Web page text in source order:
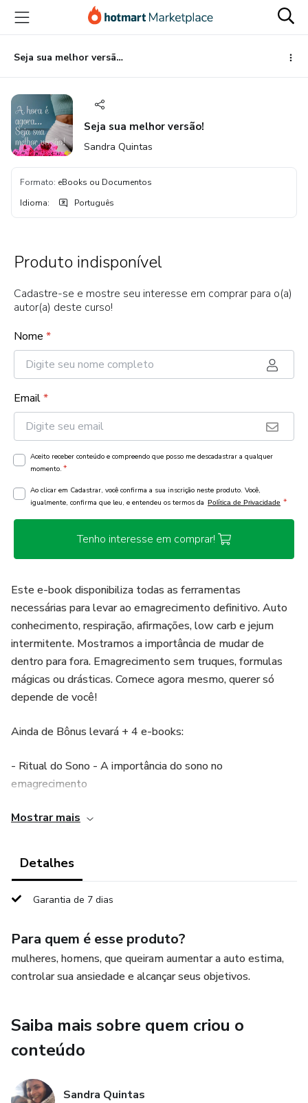
para
conteúdo
principal
para
pagamento
para
rodapé
Seja sua melhor versão!
Seja sua melhor versão!
Sandra Quintas
Formato: eBooks ou Documentos
Idioma: Português
Produto indisponível
Cadastre-se e mostre seu interesse em comprar para o(a)
autor(a) deste curso!
Nome *
Email*
Aceito receber conteúdo e compreendo que posso me descadastrar a qualquer
momento. *
Ao clicar em Cadastrar, você confirma a sua inscrição neste produto. Você,
igualmente, confirma que leu, e entendeu os termos da Política de Privacidade *
Tenho interesse em comprar!
Este e-book disponibiliza todas as ferramentas
necessárias para levar ao emagrecimento definitivo. Auto
conhecimento, respiração, afirmações, low carb e jejum
intermitente. Mostramos a importância de mudar de
dentro para fora. Emagrecimento sem truques, formulas
mágicas ou drásticas. Comece agora mesmo, querer só
depende de você!
Ainda de Bônus levará + 4 e-books:
- Ritual do Sono - A importância do sono no
emagrecimento
- Como Controlar sua Ansiedade e seus Medos
deliciosas
- Mais de 50 receitas Low Carb testadas.
E não para por ai! Terá acompanhamento individual por
Whatsapp por 60 dias.
Mostrar mais
Detalhes
Garantia de 7 dias
Para quem é esse produto?
mulheres, homens, que queiram aumentar a auto estima,
controlar sua ansiedade e alcançar seus objetivos.
Saiba mais sobre quem criou o
conteúdo
Sandra Quintas